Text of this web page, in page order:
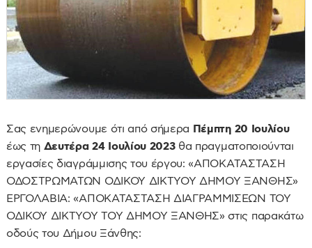
Σας ενημερώνουμε ότι από σήμερα Πέμπτη 20 Ιουλίου
έως τη Δευτέρα 24 Ιουλίου 2023θα πραγματοποιούνται
εργασίες διαγράμμισης του έργου: «ΑΠΟΚΑΤΑΣΤΑΣΗ
ΟΔΟΣΤΡΩΜΑΤΩΝ ΟΔΙΚΟΥ ΔΙΚΤΥΟΥ ΔΗΜΟΥ ΞΑΝΘΗΣ»
ΕΡΓΟΛΑΒΙΑ: «ΑΠΟΚΑΤΑΣΤΑΣΗ ΔΙΑΓΡΑΜΜΙΣΕΩΝ TOY
ΟΔΙΚΟΥ ΔΙΚΤΥΟΥ ΤΟΥ ΔΗΜΟΥ ΞΑΝΘΗΣ» στις παρακάτω
οδούς του Δήμου Ξάνθης: